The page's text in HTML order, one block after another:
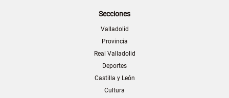
Secciones
Valladolid
Provincia
Real Valladolid
Deportes
Castilla y León
Cultura